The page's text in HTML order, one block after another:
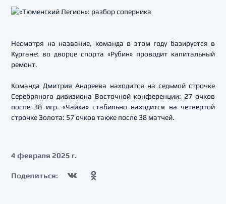
Несмотря на название, команда в этом году базируется в
Кургане: во дворце спорта «Рубин» проводит капитальный
ремонт.
Команда Дмитрия Андреева находится на седьмой строчке
Серебряного дивизиона Восточной конференции: 27 очков
после 38 игр. «Чайка» стабильно находится на четвертой
строчке Золота: 57 очков также после 38 матчей.
4 февраля 2025 г.
Поделиться: